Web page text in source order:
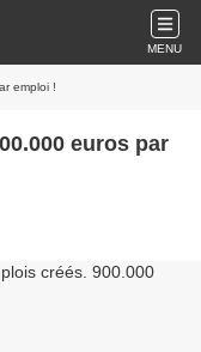
MENU
emploi !
euros par